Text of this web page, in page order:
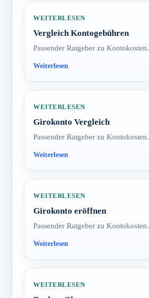
WEITERLESEN
Vergleich Kontogebühren
Passender Ratgeber zu Kontokosten.
WEITERLESEN
Girokonto Vergleich
Passender Ratgeber zu Kontokosten.
WEITERLESEN
Girokonto eröffnen
Passender Ratgeber zu Kontokosten.
WEITERLESEN